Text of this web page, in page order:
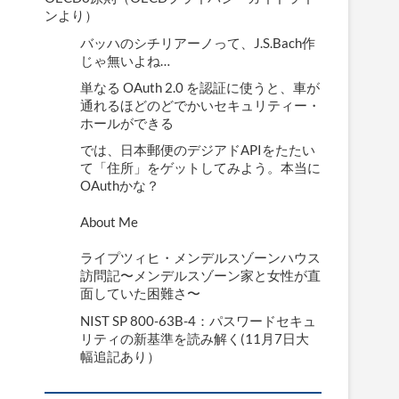
ンより）
バッハのシチリアーノって、J.S.Bach作
じゃ無いよね…
単なる OAuth 2.0 を認証に使うと、車が
通れるほどのどでかいセキュリティー・
ホールができる
では、日本郵便のデジアドAPIをたたい
て「住所」をゲットしてみよう。本当に
OAuthかな？
About Me
ライプツィヒ・メンデルスゾーンハウス
訪問記〜メンデルスゾーン家と女性が直
面していた困難さ〜
NIST SP 800-63B-4：パスワードセキュ
リティの新基準を読み解く(11月7日大
幅追記あり）